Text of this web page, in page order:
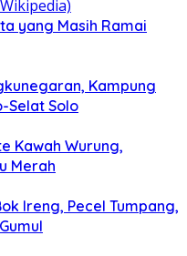
yang Masih Ramai
Kampung
Selat Solo
Kawah Wurung,
Merah
Ireng, Pecel Tumpang,